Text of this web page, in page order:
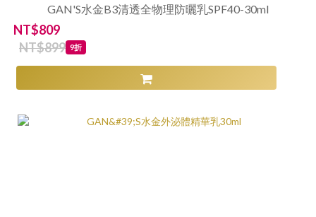
GAN'S水金B3清透全物理防曬乳SPF40-30ml
NT$809
NT$899 9折